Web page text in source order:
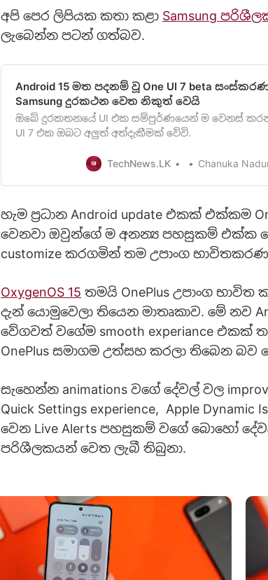
අපි පෙර ලිපියක කතා කළා Samsung
ලැබෙන්න පටන් ගත්බව.
Android 15 මත පදනම් වූ One UI 7 beta
Samsung දුරකථන වෙත නිකුත් වෙයි
ඔබේ දුරකතනයේ UI එක සම්පුර්ණයෙන් ම වෙනස් කරන
UI 7 එක ඔබට අලුත් අත්දැකීමක් වේවි.
TechNews.LK Chanuka
හැම ප්‍රධාන Android update එකක් එක්කම
වෙනවා ඔවුන්ගේ ම අනන්‍ය පහසුකම් එක්ක
customize කරගමින් තම උපාංග
OxygenOS 15 තමයි OnePlus උපාංග
දැන් යොමුවෙලා තියෙන මාතෘකාව. මේ නව
වේගවත් වගේම smooth experiance
OnePlus සමාගම උත්සහ කරලා තිබෙන බව
සැහෙන්න animations වගේ දේවල් වල
Quick Settings experience, Apple
වෙන Live Alerts පහසුකම් වගේ බොහෝ
පරිශීලකයන් වෙත ලැබී තිබුනා.